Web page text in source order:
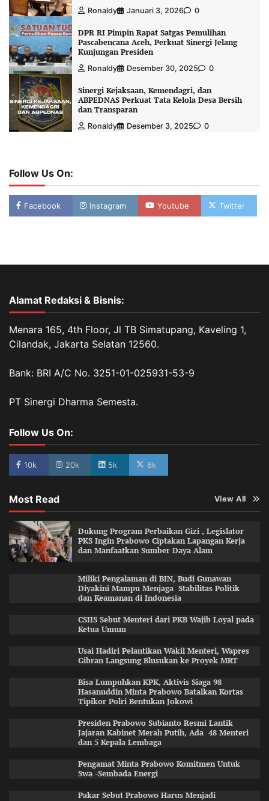
Ronaldy Januari 3, 2026 0
DPR RI Pimpin Rapat Satgas Pemulihan
Pascabencana Aceh, Perkuat Sinergi Jelang
Kunjungan Presiden
Ronaldy Desember 30, 2025 0
Sinergi Kejaksaan, Kemendagri, dan
ABPEDNAS Perkuat Tata Kelola Desa Bersih
dan Transparan
Ronaldy Desember 3, 2025 0
Follow Us On:
Facebook Instagram Youtube Twitter
Alamat Redaksi & Bisnis:
Menara 165, 4th Floor, Jl TB Simatupang, Kaveling 1,
Cilandak, Jakarta Selatan 12560.
Bank: BRI A/C No. 3251-01-025931-53-9
PT Sinergi Dharma Semesta.
Follow Us On:
10k 20k 5k 8k
Most Read View All
Dukung Program Perbaikan Gizi , Legislator
PKS Ingin Prabowo Ciptakan Lapangan Kerja
dan Manfaatkan Sumber Daya Alam
Miliki Pengalaman di BIN, Budi Gunawan
Diyakini Mampu Menjaga Stabilitas Politik
dan Keamanan di Indonesia
CSIIS Sebut Menteri dari PKB Wajib Loyal pada
Ketua Umum
Usai Hadiri Pelantikan Wakil Menteri, Wapres
Gibran Langsung Blusukan ke Proyek MRT
Bisa Lumpuhkan KPK, Aktivis Siaga 98
Hasanuddin Minta Prabowo Batalkan Kortas
Tipikor Polri Bentukan Jokowi
Presiden Prabowo Subianto Resmi Lantik
Jajaran Kabinet Merah Putih, Ada 48 Menteri
dan 5 Kepala Lembaga
Pengamat Minta Prabowo Komitmen Untuk
Swa -Sembada Energi
Pakar Sebut Prabowo Harus Menjadi